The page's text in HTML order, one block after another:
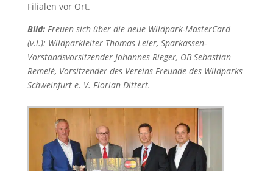
Filialen vor Ort.
Bild: Freuen sich über die neue Wildpark-MasterCard
(v.l.): Wildparkleiter Thomas Leier, Sparkassen-
Vorstandsvorsitzender Johannes Rieger, OB Sebastian
Remelé, Vorsitzender des Vereins Freunde des Wildparks
Schweinfurt e. V. Florian Dittert.